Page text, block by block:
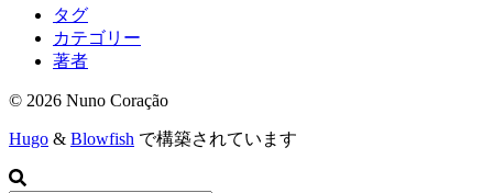
タグ
カテゴリー
著者
© 2026 Nuno Coração
Hugo & Blowfish で構築されています